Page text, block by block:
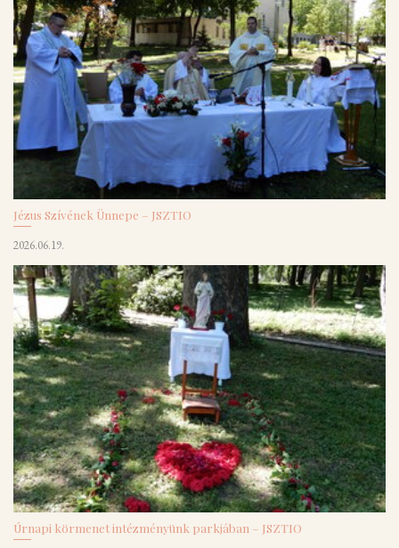
Jézus Szívének Ünnepe – JSZTIO
2026.06.19.
Úrnapi körmenet intézményünk parkjában – JSZTIO